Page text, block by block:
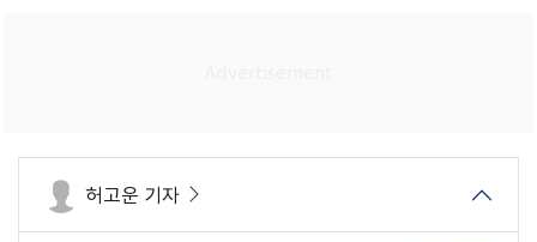
허고운 기자